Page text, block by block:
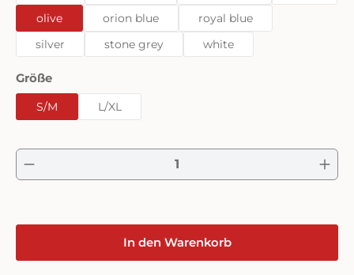
olive
orion blue
royal blue
silver
stone grey white
Größeauswählen
S/M L/XL
Produkt Anzahl: Gib den gewünschten Wert
In den Warenkorb